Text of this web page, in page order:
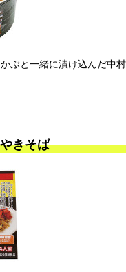
ぶと一緒に漬け込んだ中村
きそば